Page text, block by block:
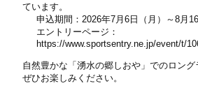
ています。
申込期間：2026年7月6日（月）～8月16
エントリーページ：
https://www.sportsentry.ne.jp/event/t/
自然豊かな「湧水の郷しおや」でのロン
ぜひお楽しみください。